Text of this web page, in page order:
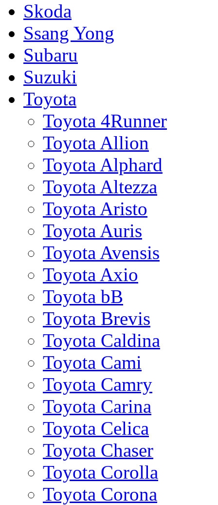
Skoda
Ssang Yong
Subaru
Suzuki
Toyota
Toyota 4Runner
Toyota Allion
Toyota Alphard
Toyota Altezza
Toyota Aristo
Toyota Auris
Toyota Avensis
Toyota Axio
Toyota bB
Toyota Brevis
Toyota Caldina
Toyota Cami
Toyota Camry
Toyota Carina
Toyota Celica
Toyota Chaser
Toyota Corolla
Toyota Corona